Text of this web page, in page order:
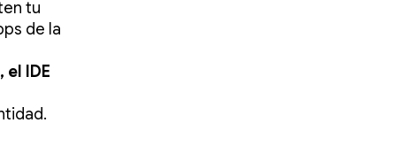
tu
de la
, el IDE